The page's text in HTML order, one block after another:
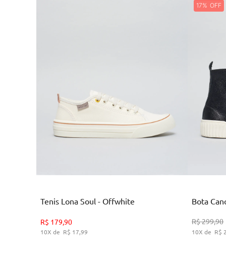
ADICIONAR AO CARRINHO
Tenis Lona Soul - Offwhite
R$ 179,90
10 R$ 17,99
17%
Bota
R$299,90
10 R$